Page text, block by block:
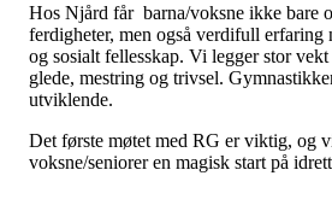
Hos Njård får barna/voksne ikke bare
ferdigheter, men også verdifull erfaring
og sosialt fellesskap. Vi legger stor
glede, mestring og trivsel.
utviklende.
Det første møtet med RG er viktig, og
voksne/seniorer en magisk start på